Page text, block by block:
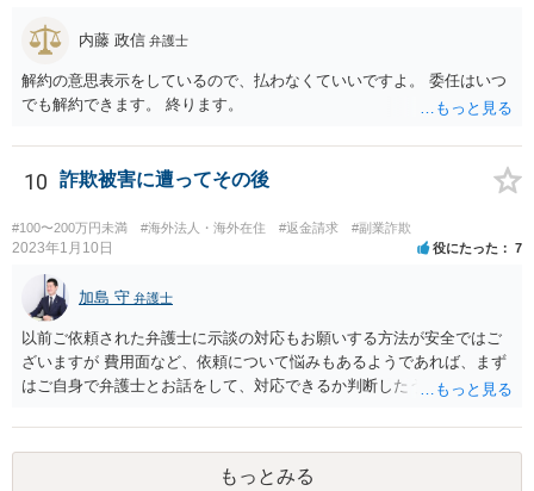
内藤 政信 弁護士
解約の意思表示をしているので、払わなくていいですよ。 委任はいつ
でも解約できます。 終ります。
10 詐欺被害に遭ってその後
#100〜200万円未満 #海外法人・海外在住 #返金請求 #副業詐欺
2023年1月10日 役にたった 7
加島 守 弁護士
以前ご依頼された弁護士に示談の対応もお願いする方法が安全ではご
ざいますが 費用面など、依頼について悩みもあるようであれば、まず
はご自身で弁護士とお話をして、対応できるか判断したうえで、 弁護
話をしてから、こちらも法律相談で１度弁護士に相談する方法もあり
ますので。 一番安全なのは弁護士に示談交渉の依頼をする方法です
が、ご事情あるようであれば ご自身で対応する方法もご検討いただい
もっとみる